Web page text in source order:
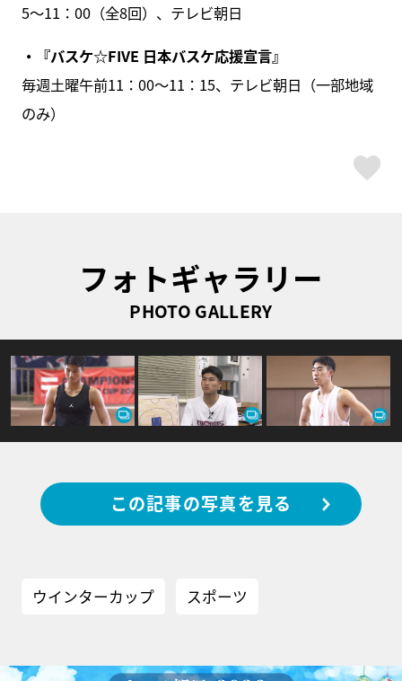
5～11：00（全8回）、テレビ朝日
・『バスケ☆FIVE 日本バスケ応援宣言』
毎週土曜午前11：00～11：15、テレビ朝日（一部地域
のみ）
フォトギャラリー
PHOTO GALLERY
この記事の写真を見る
ウインターカップ スポーツ